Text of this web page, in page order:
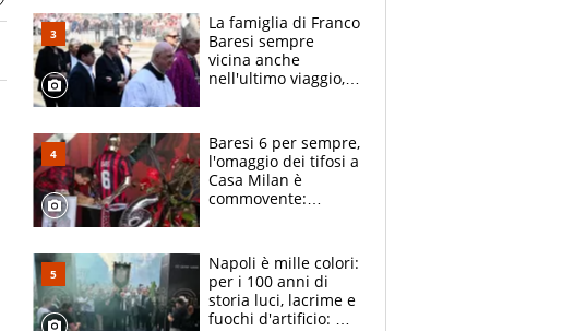
La famiglia di Franco
Baresi sempre
vicina anche
nell'ultimo viaggio,
circondati
dall'affetto dei tifosi
Baresi 6 per sempre,
l'omaggio dei tifosi a
Casa Milan è
commovente:
bigliettini
Napoli è mille colori:
per i 100 anni di
storia luci, lacrime e
fuochi d'artificio: De